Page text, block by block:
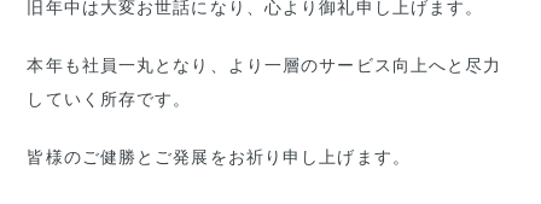
旧年中は大変お世話になり、心より御礼申し上げます。
本年も社員一丸となり、より一層のサービス向上へと尽力
していく所存です。
皆様のご健勝とご発展をお祈り申し上げます。